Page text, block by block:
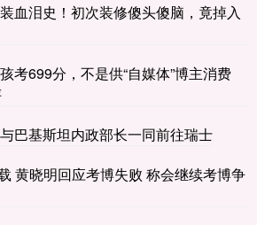
血泪史！初次装修傻头傻脑，竟掉入
考699分，不是供“自媒体”博主消费
巴基斯坦内政部长一同前往瑞士
黄晓明回应考博失败 称会继续考博争